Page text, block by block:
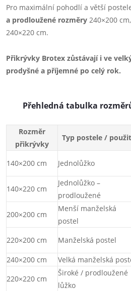
Pro maximální pohodlí a větší
a prodloužené rozměry 240×200
240×220 cm.
Přikrývky Brotex zůstávají i ve
prodyšné a příjemné po celý rok.
Přehledná tabulka
Rozměr
přikrývky
Typ postele /
140×200 cm Jednolůžko
140×220 cm
Jednolůžko –
prodloužené
200×200 cm
Menší manželská
postel
220×200 cm Manželská postel
240×200 cm
Velká manželská
220×220 cm
Široké / prodloužené
lůžko